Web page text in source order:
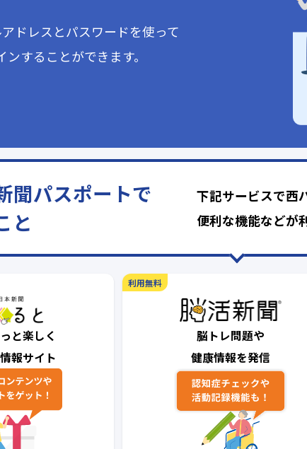
ドレスとパスワードを使って
することができます。
聞パスポートで
と
下記サービスで西
便利な機能などが
と楽しく
報サイト
利用無料
脳トレ問題や
健康情報を発信